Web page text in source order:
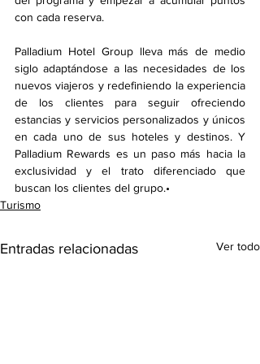
con cada reserva.
Palladium Hotel Group lleva más de medio
siglo adaptándose a las necesidades de los
nuevos viajeros y redefiniendo la experiencia
de los clientes para seguir ofreciendo
estancias y servicios personalizados y únicos
en cada uno de sus hoteles y destinos. Y
Palladium Rewards es un paso más hacia la
exclusividad y el trato diferenciado que
buscan los clientes del grupo.•
Turismo
Entradas relacionadas Ver todo